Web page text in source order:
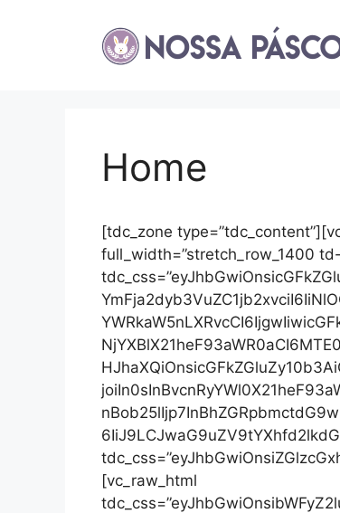
Home
[tdc_zone
full_width=”stretch_row_1400
[vc_raw_html